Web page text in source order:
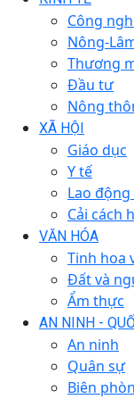
Công
Nông-
Thương
Đầu tư
Nông
XÃ HỘI
Giáo dục
Y tế
Lao động
Cải cách
VĂN HÓA
Tinh hoa
Đất và
Ẩm thực
AN NINH -
An ninh
Quân sự
Biên